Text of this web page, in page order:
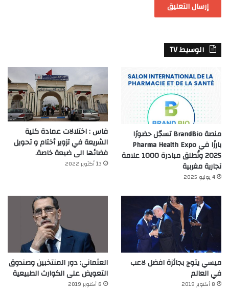
الوسيط TV
منصة BrandBio تسجّل حضورًا
بارزًا في Pharma Health Expo
2025 وتُطلق مبادرة 1000 علامة
تجارية مغربية
4 يوليو 2025
فاس : اختلالات عمادة كلية
الشريعة في تزوير أختام و تحويل
فضائها الى ضيعة خاصة.
13 أكتوبر 2022
ميسي يتوج بجائزة افضل لاعب
في العالم‎
8 أكتوبر 2019
العثماني: دور المنتخبين وصندوق
التعويض على الكوارث الطبيعية
8 أكتوبر 2019